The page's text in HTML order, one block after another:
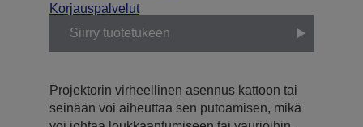
Korjauspalvelut
Siirry tuotetukeen
Projektorin virheellinen asennus kattoon tai
seinään voi aiheuttaa sen putoamisen, mikä